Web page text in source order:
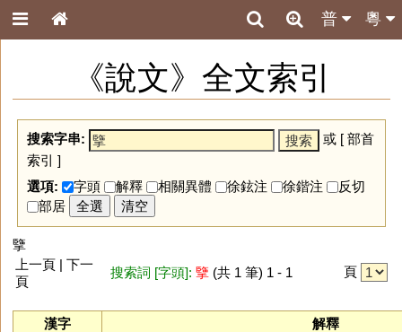
粵
普
《說文》全文索引
搜索字串: 或 [ 部首
索引 ]
選項:
字頭 解釋 相關異體 徐鉉注 徐鍇注
反切
部居
全選 清空
擥
上一頁 | 下一
頁
搜索詞 [字頭]: 擥 (共 1 筆) 1 - 1 頁
漢字
解釋